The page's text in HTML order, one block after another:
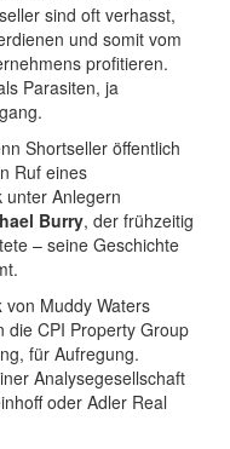
sind oft verhasst,
und somit vom
profitieren.
Parasiten, ja
Shortseller öffentlich
Ruf eines
unter Anlegern
Burry, der frühzeitig
– seine Geschichte
von Muddy Waters
die CPI Property Group
für Aufregung.
Analysegesellschaft
oder Adler Real